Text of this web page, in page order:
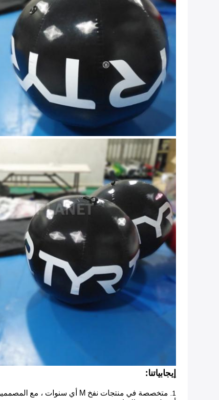
إيجابياتنا:
1. متخصصة في منتجات نفخ M أي سنوات ، مع